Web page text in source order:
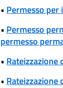
• Permesso per
• Permesso
permesso
•
• Rateizzazione